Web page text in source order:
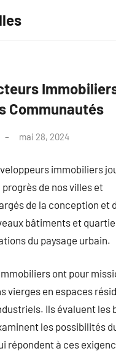
Communautés
mai 28, 2024
immobiliers
de nos villes et
de la conception et
bâtiments et
du paysage urbain.
ont pour
vierges en espaces
Ils évaluent les
les possibilités
répondent à ces